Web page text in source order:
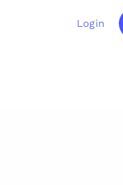
Login